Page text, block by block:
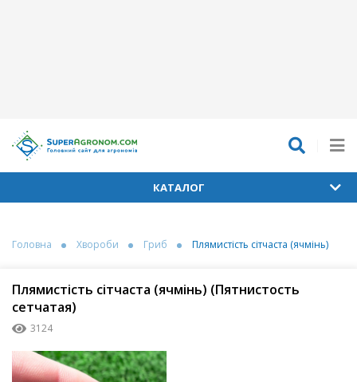
КАТАЛОГ
Головна Хвороби Гриб Плямистість сітчаста (ячмінь)
Плямистість сітчаста (ячмінь) (Пятнистость
сетчатая)
3124